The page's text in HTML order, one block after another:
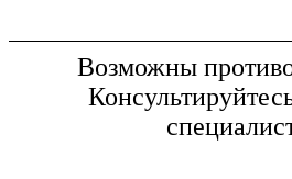
Возможны